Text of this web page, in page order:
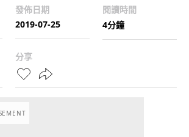
發佈日期
2019-07-25
閱讀時間
4分鐘
分享